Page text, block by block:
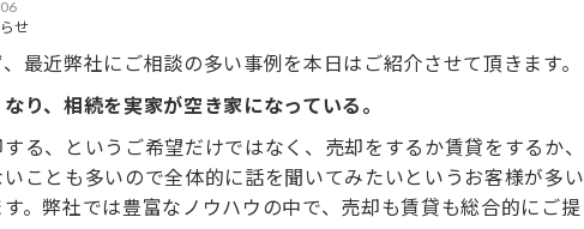
せ
最近弊社にご相談の多い事例を本日はご紹介させて頂きます。
なり、相続を実家が空き家になっている。
る、というご希望だけではなく、売却をするか賃貸をするか、
いことも多いので全体的に話を聞いてみたいというお客様が多い
。弊社では豊富なノウハウの中で、売却も賃貸も総合的にご提